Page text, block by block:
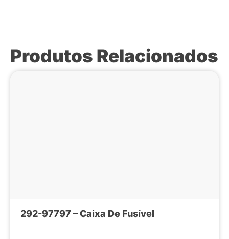
Produtos Relacionados
292-97797 – Caixa De Fusível